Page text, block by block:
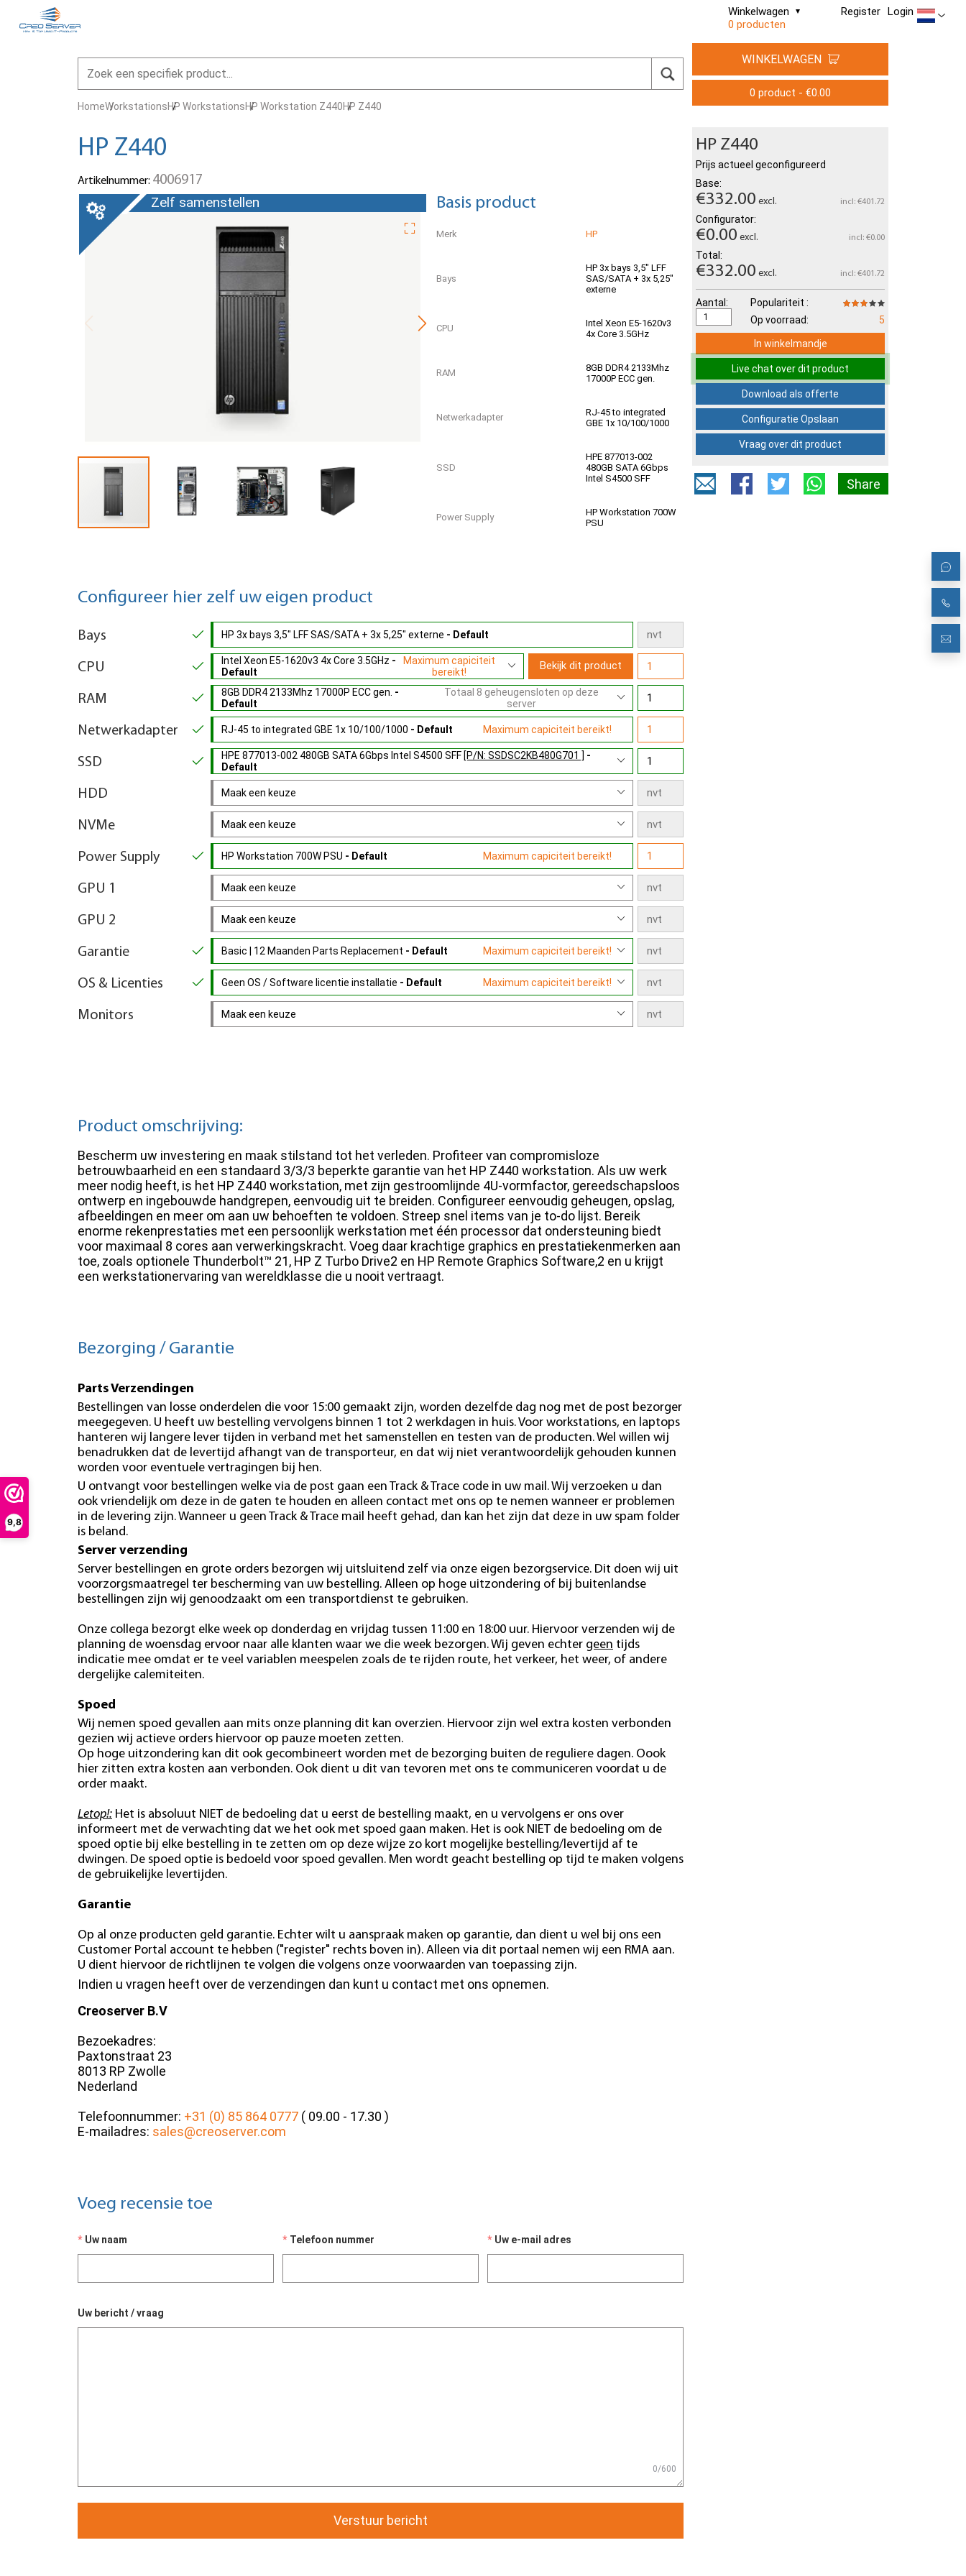
9,8
Register Login
Winkelwagen
0 producten
HomeWorkstationsHP WorkstationsHP Workstation Z440HP Z440
HP Z440
Artikelnummer: 4006917
Zelf samenstellen Basis product
Merk HP
Bays
HP 3x bays 3,5" LFF
SAS/SATA + 3x 5,25"
externe
CPU
Intel Xeon E5-1620v3
4x Core 3.5GHz
RAM
8GB DDR4 2133Mhz
17000P ECC gen.
Netwerkadapter
RJ-45 to integrated
GBE 1x 10/100/1000
SSD
HPE 877013-002
480GB SATA 6Gbps
Intel S4500 SFF
Power Supply
HP Workstation 700W
PSU
Configureer hier zelf uw eigen product
Bays HP 3x bays 3,5" LFF SAS/SATA + 3x 5,25" externe - Default
CPU Intel Xeon E5-1620v3 4x Core 3.5GHz -
Default
Maximum capiciteit
bereikt!
Bekijk dit product
RAM 8GB DDR4 2133Mhz 17000P ECC gen. -
Default
Totaal 8 geheugensloten op deze
server
Netwerkadapter RJ-45 to integrated GBE 1x 10/100/1000 - Default Maximum capiciteit bereikt!
SSD HPE 877013-002 480GB SATA 6Gbps Intel S4500 SFF [P/N: SSDSC2KB480G701 ] -
Default
HDD Maak een keuze
NVMe Maak een keuze
Power Supply HP Workstation 700W PSU - Default Maximum capiciteit bereikt!
GPU 1 Maak een keuze
GPU 2 Maak een keuze
Garantie Basic | 12 Maanden Parts Replacement - Default Maximum capiciteit bereikt!
OS & Licenties Geen OS / Software licentie installatie - Default Maximum capiciteit bereikt!
Monitors Maak een keuze
Product omschrijving:
Bescherm uw investering en maak stilstand tot het verleden. Profiteer van compromisloze
betrouwbaarheid en een standaard 3/3/3 beperkte garantie van het HP Z440 workstation. Als uw werk
meer nodig heeft, is het HP Z440 workstation, met zijn gestroomlijnde 4U-vormfactor, gereedschapsloos
ontwerp en ingebouwde handgrepen, eenvoudig uit te breiden. Configureer eenvoudig geheugen, opslag,
afbeeldingen en meer om aan uw behoeften te voldoen. Streep snel items van je to-do lijst. Bereik
enorme rekenprestaties met een persoonlijk werkstation met één processor dat ondersteuning biedt
voor maximaal 8 cores aan verwerkingskracht. Voeg daar krachtige graphics en prestatiekenmerken aan
toe, zoals optionele Thunderbolt™ 21, HP Z Turbo Drive2 en HP Remote Graphics Software,2 en u krijgt
een werkstationervaring van wereldklasse die u nooit vertraagt.
Bezorging / Garantie
Parts Verzendingen
Bestellingen van losse onderdelen die voor 15:00 gemaakt zijn, worden dezelfde dag nog met de post bezorger
meegegeven. U heeft uw bestelling vervolgens binnen 1 tot 2 werkdagen in huis. Voor workstations, en laptops
hanteren wij langere lever tijden in verband met het samenstellen en testen van de producten. Wel willen wij
benadrukken dat de levertijd afhangt van de transporteur, en dat wij niet verantwoordelijk gehouden kunnen
worden voor eventuele vertragingen bij hen.
U ontvangt voor bestellingen welke via de post gaan een Track & Trace code in uw mail. Wij verzoeken u dan
ook vriendelijk om deze in de gaten te houden en alleen contact met ons op te nemen wanneer er problemen
in de levering zijn. Wanneer u geen Track & Trace mail heeft gehad, dan kan het zijn dat deze in uw spam folder
is beland.
Server verzending
Server bestellingen en grote orders bezorgen wij uitsluitend zelf via onze eigen bezorgservice. Dit doen wij uit
voorzorgsmaatregel ter bescherming van uw bestelling. Alleen op hoge uitzondering of bij buitenlandse
bestellingen zijn wij genoodzaakt om een transportdienst te gebruiken.
Onze collega bezorgt elke week op donderdag en vrijdag tussen 11:00 en 18:00 uur. Hiervoor verzenden wij de
planning de woensdag ervoor naar alle klanten waar we die week bezorgen. Wij geven echter geen tijds
indicatie mee omdat er te veel variablen meespelen zoals de te rijden route, het verkeer, het weer, of andere
dergelijke calemiteiten.
Spoed
Wij nemen spoed gevallen aan mits onze planning dit kan overzien. Hiervoor zijn wel extra kosten verbonden
gezien wij actieve orders hiervoor op pauze moeten zetten.
Op hoge uitzondering kan dit ook gecombineert worden met de bezorging buiten de reguliere dagen. Oook
hier zitten extra kosten aan verbonden. Ook dient u dit van tevoren met ons te communiceren voordat u de
order maakt.
Letop!: Het is absoluut NIET de bedoeling dat u eerst de bestelling maakt, en u vervolgens er ons over
informeert met de verwachting dat we het ook met spoed gaan maken. Het is ook NIET de bedoeling om de
spoed optie bij elke bestelling in te zetten om op deze wijze zo kort mogelijke bestelling/levertijd af te
dwingen. De spoed optie is bedoeld voor spoed gevallen. Men wordt geacht bestelling op tijd te maken volgens
de gebruikelijke levertijden.
Garantie
Op al onze producten geld garantie. Echter wilt u aanspraak maken op garantie, dan dient u wel bij ons een
Customer Portal account te hebben ("register" rechts boven in). Alleen via dit portaal nemen wij een RMA aan.
U dient hiervoor de richtlijnen te volgen die volgens onze voorwaarden van toepassing zijn.
Indien u vragen heeft over de verzendingen dan kunt u contact met ons opnemen.
Creoserver B.V
Bezoekadres:
Paxtonstraat 23
8013 RP Zwolle
Nederland
Telefoonnummer: +31 (0) 85 864 0777 ( 09.00 - 17.30 )
E-mailadres: sales@creoserver.com
Voeg recensie toe
Uw naam Telefoon nummer Uw e-mail adres
Uw bericht / vraag
0/600
Verstuur bericht
WINKELWAGEN
0 product - €0.00
HP Z440
Prijs actueel geconfigureerd
Base:
€332.00 excl. incl: €401.72
Configurator:
€0.00 excl. incl: €0.00
Total:
€332.00 excl. incl: €401.72
Aantal:
Populariteit :
Op voorraad:
5
In winkelmandje
Live chat over dit product
Download als offerte
Configuratie Opslaan
Vraag over dit product
Share